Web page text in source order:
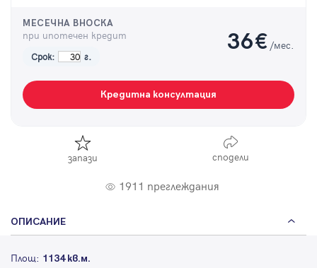
МЕСЕЧНА ВНОСКА
при ипотечен кредит
Срок: г.
36€ /мес.
Кредитна консултация
запази сподели
1911 преглеждания
ОПИСАНИЕ
Площ: 1134 кв.м.